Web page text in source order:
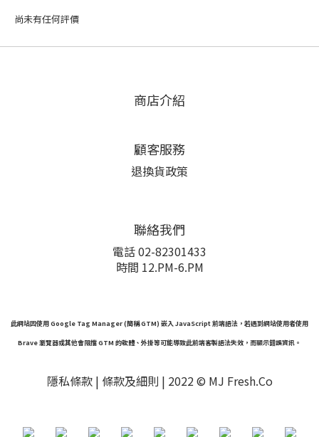
尚未有任何評價
商店介紹
顧客服務
退換貨政策
聯絡我們
電話 02-82301433
時間 12.PM-6.PM
此網站因使用 Google Tag Manager (簡稱 GTM) 嵌入 JavaScript 前端語法，若遇到網站使用者使用
Brave 瀏覽器或其他會阻擋 GTM 的軟體、外掛等可能導致此前端客製語法失效，而顯示錯誤資訊。
隱私條款 | 條款及細則 | 2022 © MJ Fresh.Co